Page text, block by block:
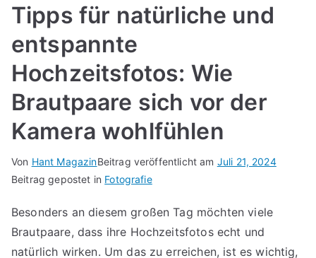
Tipps für natürliche und
entspannte
Hochzeitsfotos: Wie
Brautpaare sich vor der
Kamera wohlfühlen
Von Hant MagazinBeitrag veröffentlicht am Juli 21, 2024
Beitrag gepostet in Fotografie
Besonders an diesem großen Tag möchten viele
Brautpaare, dass ihre Hochzeitsfotos echt und
natürlich wirken. Um das zu erreichen, ist es wichtig,